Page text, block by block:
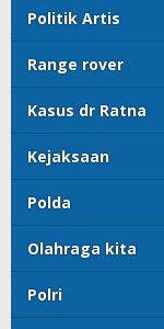
Politik Artis
Range rover
Kasus dr Ratna
Kejaksaan
Polda
Olahraga kita
Polri